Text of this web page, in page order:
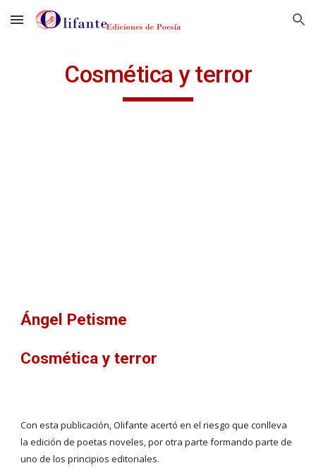
Skip to main content Skip to navigation
Cosmética y terror
Ángel Petisme
Cosmética y terror
Con esta publicación, Olifante acertó en el riesgo que conlleva
la edición de poetas noveles, por otra parte formando parte de
uno de los principios editoriales.